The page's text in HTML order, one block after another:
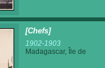
[Chefs]
1902-1903
Madagascar, Île de